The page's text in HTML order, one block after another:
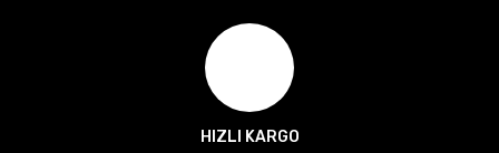
HIZLI KARGO